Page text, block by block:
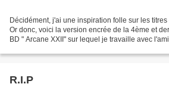
Décidément, j'ai une inspiration folle sur les
Or donc, voici la version encrée de la 4ème et
BD " Arcane XXII" sur lequel je travaille avec
R.I.P